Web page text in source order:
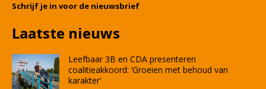
Schrijf je in voor de nieuwsbrief
Laatste nieuws
Leefbaar 3B en CDA presenteren
coalitieakkoord: ‘Groeien met behoud van
karakter’